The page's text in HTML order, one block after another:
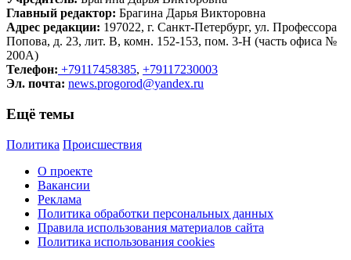
Главный редактор: Брагина Дарья Викторовна
Адрес редакции: 197022, г. Санкт-Петербург, ул. Профессора
Попова, д. 23, лит. В, комн. 152-153, пом. 3-Н (часть офиса №
200А)
Телефон: +79117458385, +79117230003
Эл. почта: news.progorod@yandex.ru
Ещё темы
Политика Происшествия
О проекте
Вакансии
Реклама
Политика обработки персональных данных
Правила использования материалов сайта
Политика использования cookies